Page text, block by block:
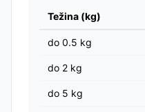
Težina (kg)
do 0.5 kg
do 2 kg
do 5 kg